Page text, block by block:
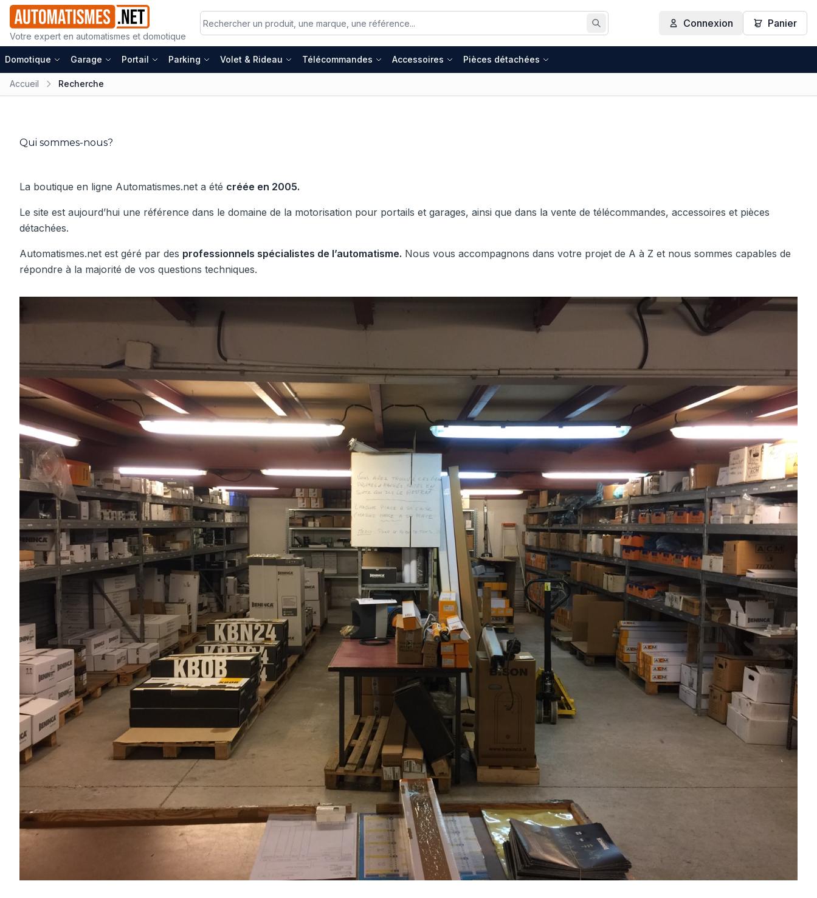
Votre expert en automatismes et domotique
Rechercher
Connexion Panier
Domotique Garage Portail Parking Volet & Rideau Télécommandes Accessoires Pièces détachées
Accueil Recherche
Qui sommes-nous?
La boutique en ligne Automatismes.net a été créée en 2005.
Le site est aujourd’hui une référence dans le domaine de la motorisation pour portails et garages, ainsi que dans la vente de télécommandes, accessoires et pièces
détachées.
Automatismes.net est géré par des professionnels spécialistes de l’automatisme. Nous vous accompagnons dans votre projet de A à Z et nous sommes capables de
répondre à la majorité de vos questions techniques.